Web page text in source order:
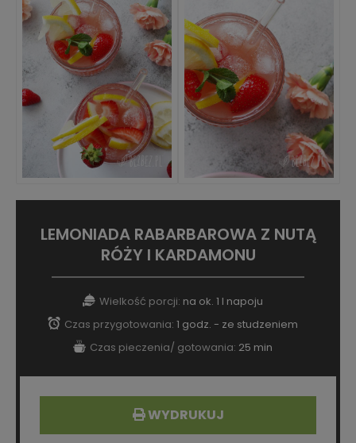
LEMONIADA RABARBAROWA Z NUTĄ
RÓŻY I KARDAMONU
Wielkość porcji: na ok. 1 l napoju
Czas przygotowania: 1 godz. - ze studzeniem
Czas pieczenia/ gotowania: 25 min
WYDRUKUJ